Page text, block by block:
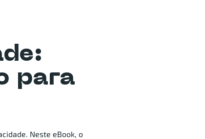
para
Neste eBook, o